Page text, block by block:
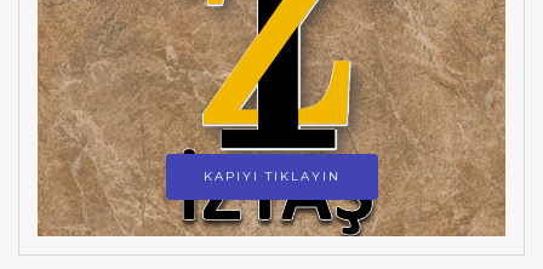
KAPIYI TIKLAYIN